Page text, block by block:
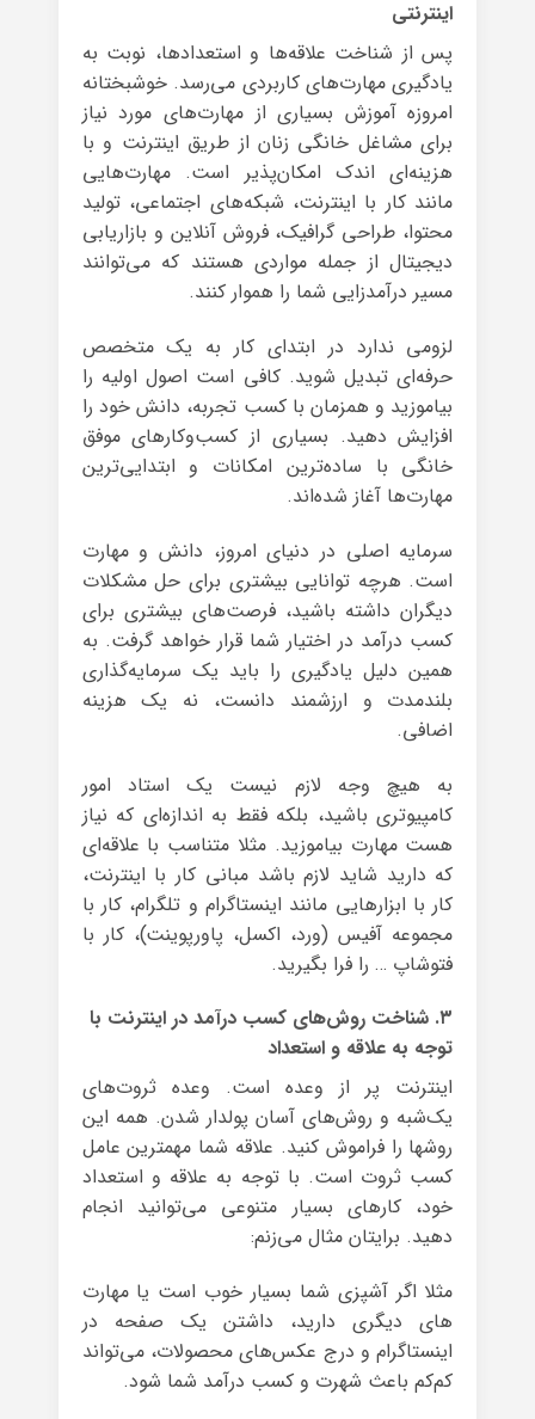
اینترنتی
پس از شناخت علاقه‌ها و استعدادها، نوبت به
یادگیری مهارت‌های کاربردی می‌رسد. خوشبختانه
امروزه آموزش بسیاری از مهارت‌های مورد نیاز
برای مشاغل خانگی زنان از طریق اینترنت و با
هزینه‌ای اندک امکان‌پذیر است. مهارت‌هایی
مانند کار با اینترنت، شبکه‌های اجتماعی، تولید
محتوا، طراحی گرافیک، فروش آنلاین و بازاریابی
دیجیتال از جمله مواردی هستند که می‌توانند
مسیر درآمدزایی شما را هموار کنند.
لزومی ندارد در ابتدای کار به یک متخصص
حرفه‌ای تبدیل شوید. کافی است اصول اولیه را
بیاموزید و همزمان با کسب تجربه، دانش خود را
افزایش دهید. بسیاری از کسب‌وکارهای موفق
خانگی با ساده‌ترین امکانات و ابتدایی‌ترین
مهارت‌ها آغاز شده‌اند.
سرمایه اصلی در دنیای امروز، دانش و مهارت
است. هرچه توانایی بیشتری برای حل مشکلات
دیگران داشته باشید، فرصت‌های بیشتری برای
کسب درآمد در اختیار شما قرار خواهد گرفت. به
همین دلیل یادگیری را باید یک سرمایه‌گذاری
بلندمدت و ارزشمند دانست، نه یک هزینه
اضافی.
به هیچ وجه لازم نیست یک استاد امور
کامپیوتری باشید، بلکه فقط به اندازه‌ای که نیاز
هست مهارت بیاموزید. مثلا متناسب با علاقه‌ای
که دارید شاید لازم باشد مبانی کار با اینترنت،
کار با ابزارهایی مانند اینستاگرام و تلگرام، کار با
مجموعه آفیس (ورد، اکسل، پاورپوینت)، کار با
فتوشاپ … را فرا بگیرید.
۳. شناخت روش‌های کسب درآمد در اینترنت با
توجه به علاقه و استعداد
اینترنت پر از وعده است. وعده ثروت‌های
یک‌شبه و روش‌های آسان پولدار شدن. همه این
روشها را فراموش کنید. علاقه شما مهمترین عامل
کسب ثروت است. با توجه به علاقه و استعداد
خود، کارهای بسیار متنوعی می‌توانید انجام
دهید. برایتان مثال می‌زنم:
مثلا اگر آشپزی شما بسیار خوب است یا مهارت
های دیگری دارید، داشتن یک صفحه در
اینستاگرام و درج عکس‌های محصولات، می‌تواند
کم‌کم باعث شهرت و کسب درآمد شما شود.